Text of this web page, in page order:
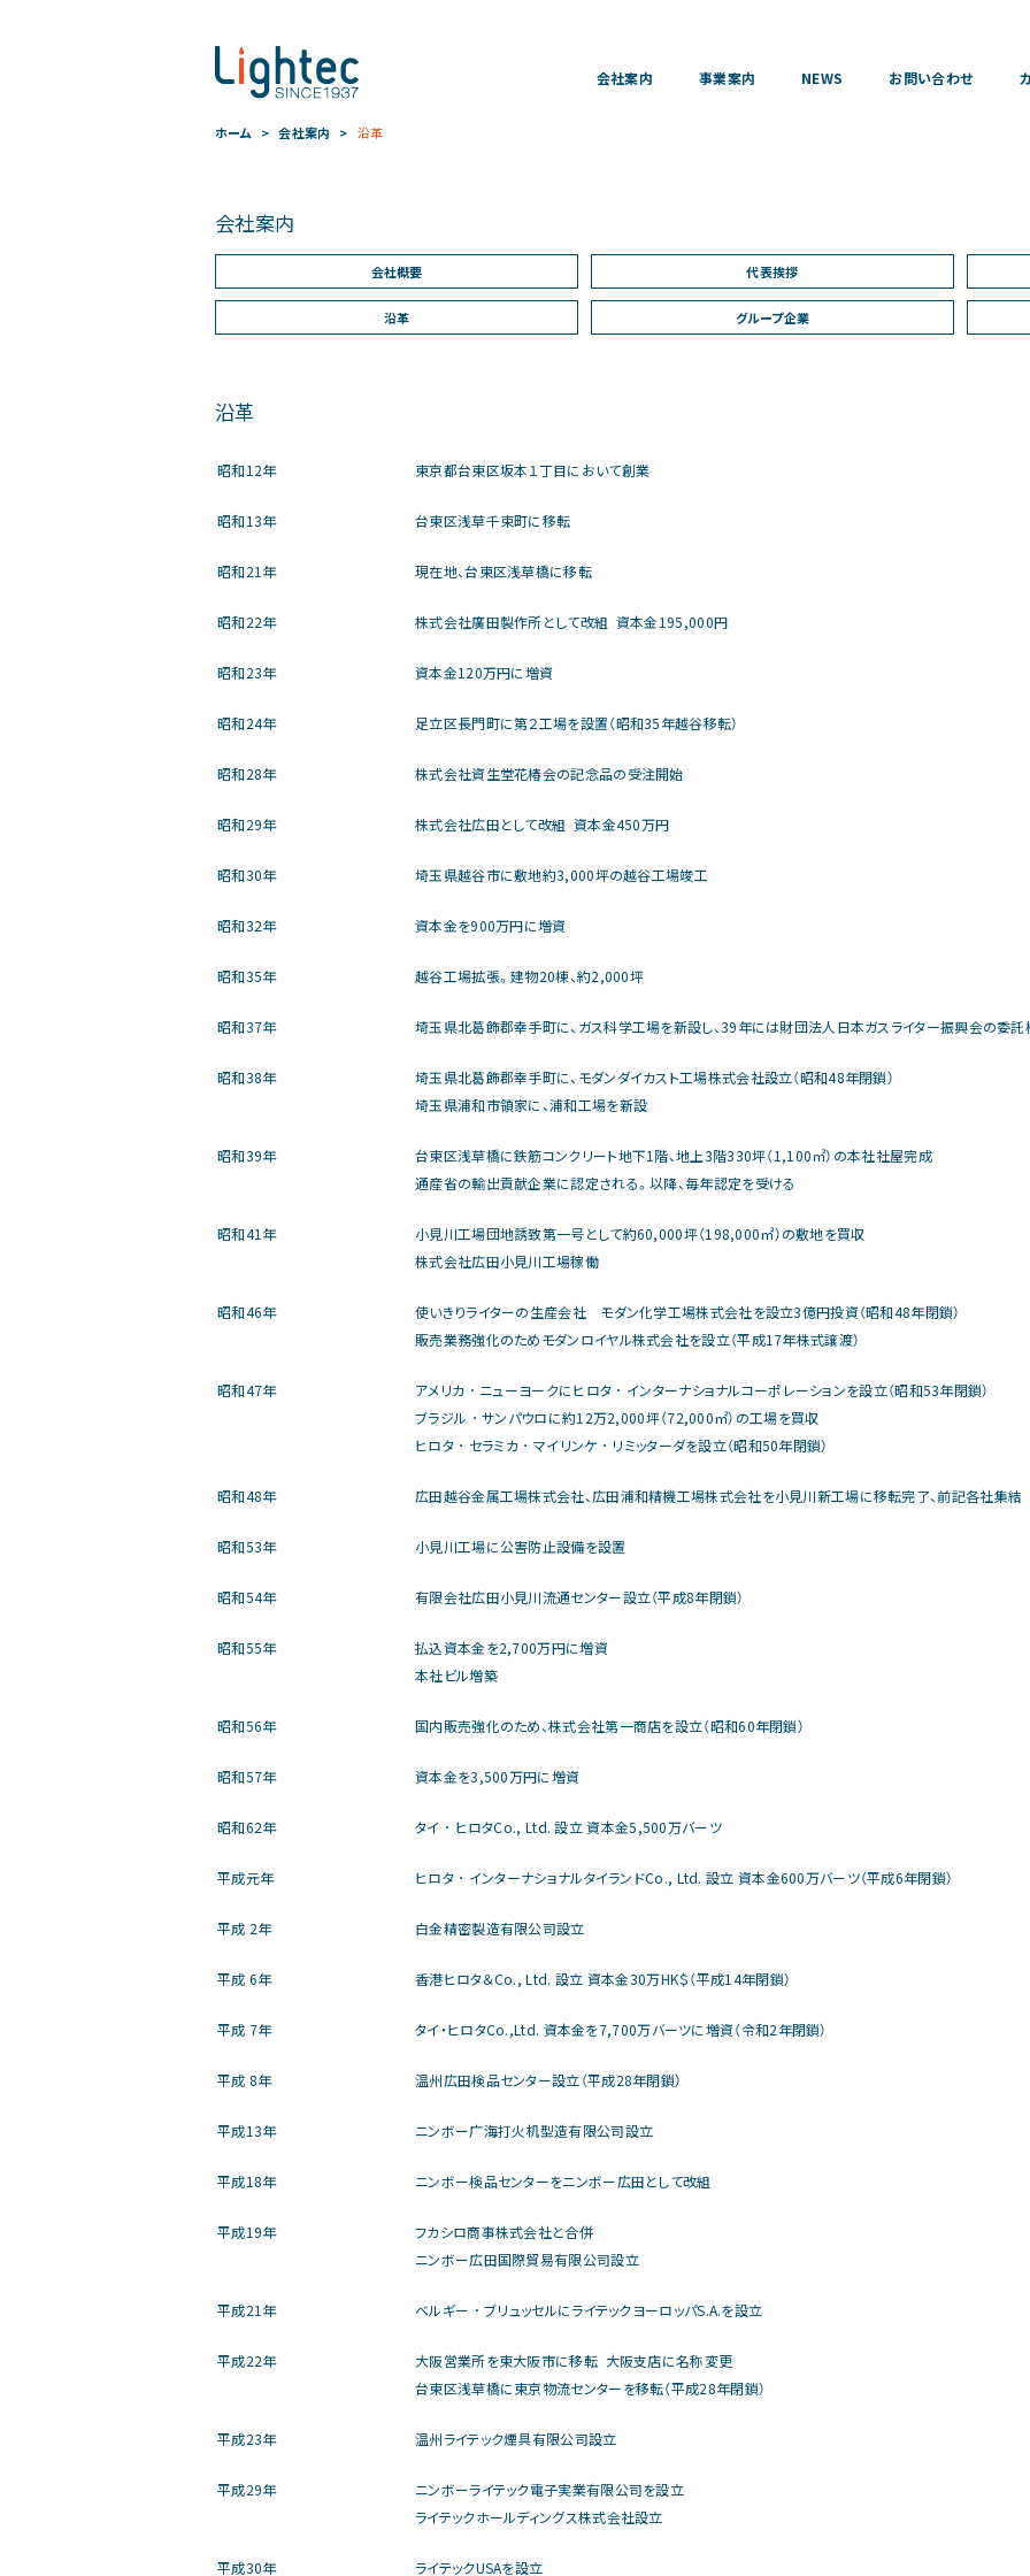
会社案内 事業案内 NEWS お問い合わせ
ホーム 会社案内 沿革
会社案内
会社概要 代表挨拶
沿革 グループ企業
沿革
昭和12年 東京都台東区坂本１丁目において創業
昭和13年 台東区浅草千束町に移転
昭和21年 現在地、台東区浅草橋に移転
昭和22年 株式会社廣田製作所として改組 資本金195,000円
昭和23年 資本金120万円に増資
昭和24年 足立区長門町に第２工場を設置（昭和35年越谷移転）
昭和28年 株式会社資生堂花椿会の記念品の受注開始
昭和29年 株式会社広田として改組 資本金450万円
昭和30年 埼玉県越谷市に敷地約3,000坪の越谷工場竣工
昭和32年 資本金を900万円に増資
昭和35年 越谷工場拡張。建物20棟、約2,000坪
昭和37年 埼玉県北葛飾郡幸手町に、ガス科学工場を新設し、39年には財団法人日本ガスライター振興会の委
昭和38年
埼玉県北葛飾郡幸手町に、モダンダイカスト工場株式会社設立（昭和48年閉鎖）
埼玉県浦和市領家に、浦和工場を新設
昭和39年
台東区浅草橋に鉄筋コンクリート地下1階、地上3階330坪（1,100㎡）の本社社屋完成
通産省の輸出貢献企業に認定される。以降、毎年認定を受ける
昭和41年
小見川工場団地誘致第一号として約60,000坪（198,000㎡）の敷地を買収
株式会社広田小見川工場稼働
昭和46年
使いきりライターの生産会社 モダン化学工場株式会社を設立3億円投資（昭和48年閉鎖）
販売業務強化のためモダンロイヤル株式会社を設立（平成17年株式譲渡）
昭和47年
アメリカ ･ ニューヨークにヒロタ ･ インターナショナルコーポレーションを設立（昭和53年閉鎖）
ブラジル ･ サンパウロに約12万2,000坪（72,000㎡）の工場を買収
ヒロタ ･ セラミカ ･ マイリンケ ･ リミッターダを設立（昭和50年閉鎖）
昭和48年 広田越谷金属工場株式会社、広田浦和精機工場株式会社を小見川新工場に移転完了、前記各社集結
昭和53年 小見川工場に公害防止設備を設置
昭和54年 有限会社広田小見川流通センター設立（平成8年閉鎖）
昭和55年
払込資本金を2,700万円に増資
本社ビル増築
昭和56年 国内販売強化のため、株式会社第一商店を設立（昭和60年閉鎖）
昭和57年 資本金を3,500万円に増資
昭和62年 タイ ･ ヒロタCo., Ltd. 設立 資本金5,500万バーツ
平成元年 ヒロタ ･ インターナショナルタイランドCo., Ltd. 設立 資本金600万バーツ（平成6年閉鎖）
平成 2年 白金精密製造有限公司設立
平成 6年 香港ヒロタ＆Co., Ltd. 設立 資本金30万HK＄（平成14年閉鎖）
平成 7年 タイ・ヒロタCo.,Ltd. 資本金を7,700万バーツに増資（令和2年閉鎖）
平成 8年 温州広田検品センター設立（平成28年閉鎖）
平成13年 ニンボー广海打火机型造有限公司設立
平成18年 ニンボー検品センターをニンボー広田として改組
平成19年
フカシロ商事株式会社と合併
ニンボー広田国際貿易有限公司設立
平成21年 ベルギー ･ ブリュッセルにライテックヨーロッパS.A.を設立
平成22年
大阪営業所を東大阪市に移転 大阪支店に名称変更
台東区浅草橋に東京物流センターを移転（平成28年閉鎖）
平成23年 温州ライテック煙具有限公司設立
平成29年
ニンボーライテック電子実業有限公司を設立
ライテックホールディングス株式会社設立
平成30年 ライテックUSAを設立